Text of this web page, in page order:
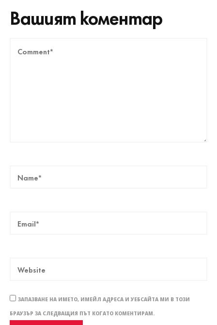
Вашият коментар
ЗАПАЗВАНЕ НА ИМЕТО, ИМЕЙЛ АДРЕСА И УЕБСАЙТА МИ В ТОЗИ
БРАУЗЪР ЗА СЛЕДВАЩИЯ ПЪТ КОГАТО КОМЕНТИРАМ.